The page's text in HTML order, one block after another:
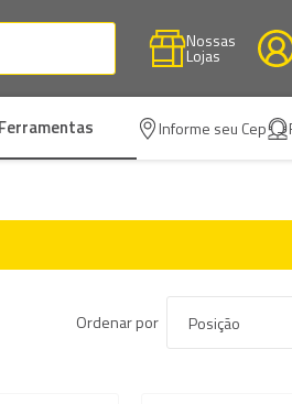
Nossas
Lojas
Informe seu Cep
Ordenar por